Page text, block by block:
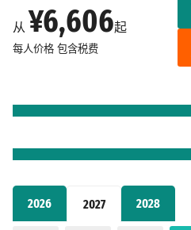
2026 2027 2028
从 ¥6,606起
每人价格 包含税费